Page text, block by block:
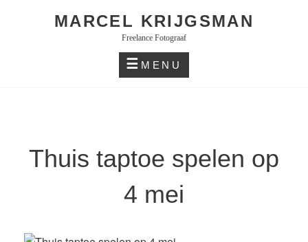
MARCEL KRIJGSMAN
Freelance Fotograaf
MENU
Thuis taptoe spelen op
4 mei